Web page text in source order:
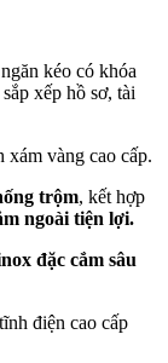
kéo có khóa
xếp hồ sơ, tài
xám vàng cao cấp.
trộm, kết hợp
ngoài tiện lợi.
đặc cắm sâu
điện cao cấp